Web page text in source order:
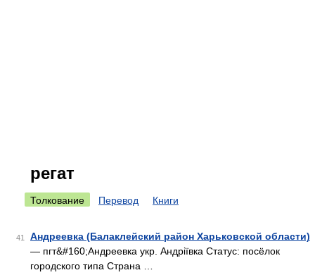
регат
Толкование Перевод Книги
41
Андреевка (Балаклейский район Харьковской области)
— пгт&#160;Андреевка укр. Андріївка Статус: посёлок
городского типа Страна …